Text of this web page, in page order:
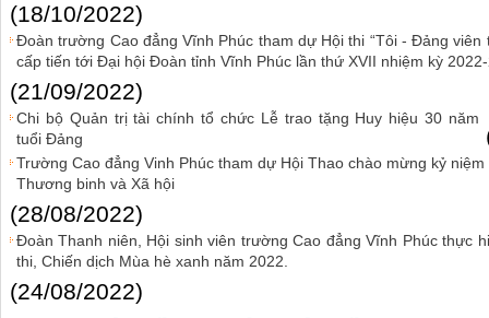
(18/10/2022)
Đoàn trường Cao đẳng Vĩnh Phúc tham dự Hội thi “Tôi - Đảng
cấp tiến tới Đại hội Đoàn tỉnh Vĩnh Phúc lần thứ XVII nhiệm kỳ
(21/09/2022)
Chi bộ Quản trị tài chính tổ chức Lễ trao tặng Huy hiệu 30 năm
tuổi Đảng
Trường Cao đẳng Vinh Phúc tham dự Hội Thao chào mừng kỷ
Thương binh và Xã hội
(28/08/2022)
Đoàn Thanh niên, Hội sinh viên trường Cao đẳng Vĩnh Phúc thực
thi, Chiến dịch Mùa hè xanh năm 2022.
(24/08/2022)